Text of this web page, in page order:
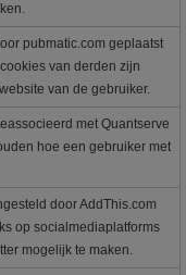
pubmatic.com geplaatst
van derden zijn
van de gebruiker.
met Quantserve
hoe een gebruiker met
door AddThis.com
op socialmediaplatforms
mogelijk te maken.